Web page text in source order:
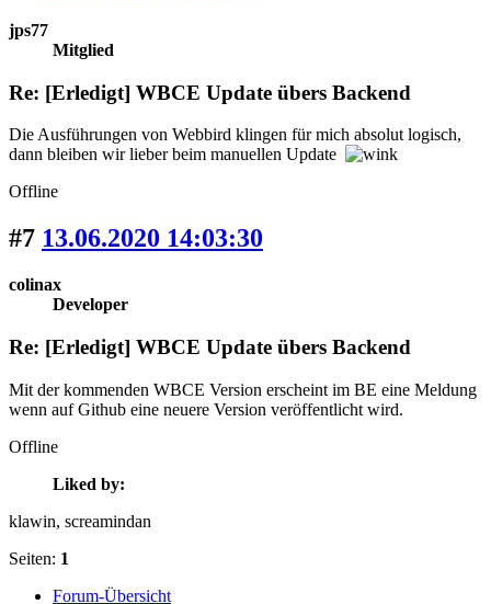
jps77
Mitglied
Re: [Erledigt] WBCE Update übers Backend
Die Ausführungen von Webbird klingen für mich absolut logisch,
dann bleiben wir lieber beim manuellen Update
Offline
#7 13.06.2020 14:03:30
colinax
Developer
Re: [Erledigt] WBCE Update übers Backend
Mit der kommenden WBCE Version erscheint im BE eine Meldung
wenn auf Github eine neuere Version veröffentlicht wird.
Offline
Liked by:
klawin, screamindan
Seiten: 1
Forum-Übersicht